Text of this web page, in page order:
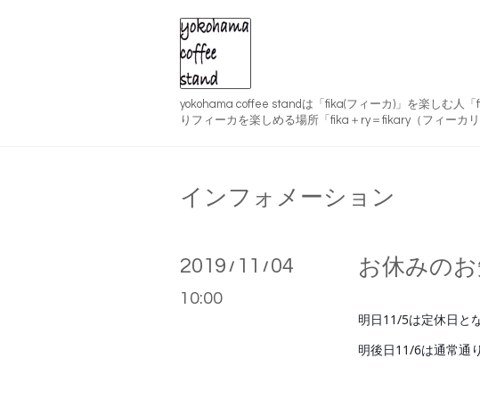
yokohama coffee standは「fika(フィーカ)」を楽しむ人
りフィーカを楽しめる場所「fika＋ry＝fikary（フィーカ
インフォメーション
2019 / 11 / 04
10:00
お休みの
明日11/5は定休日と
明後日11/6は通常通